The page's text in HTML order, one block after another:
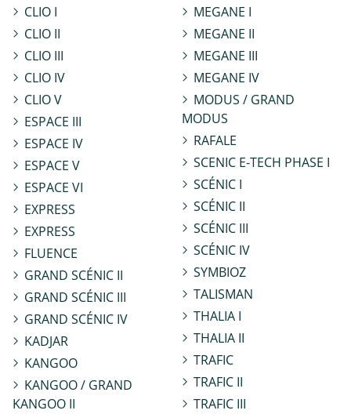
CLIO I
CLIO II
CLIO III
CLIO IV
CLIO V
ESPACE III
ESPACE IV
ESPACE V
ESPACE VI
EXPRESS
EXPRESS
FLUENCE
GRAND SCÉNIC II
GRAND SCÉNIC III
GRAND SCÉNIC IV
KADJAR
KANGOO
KANGOO / GRAND
KANGOO II
MEGANE I
MEGANE II
MEGANE III
MEGANE IV
MODUS / GRAND
MODUS
RAFALE
SCENIC E-TECH PHASE I
SCÉNIC I
SCÉNIC II
SCÉNIC III
SCÉNIC IV
SYMBIOZ
TALISMAN
THALIA I
THALIA II
TRAFIC
TRAFIC II
TRAFIC III